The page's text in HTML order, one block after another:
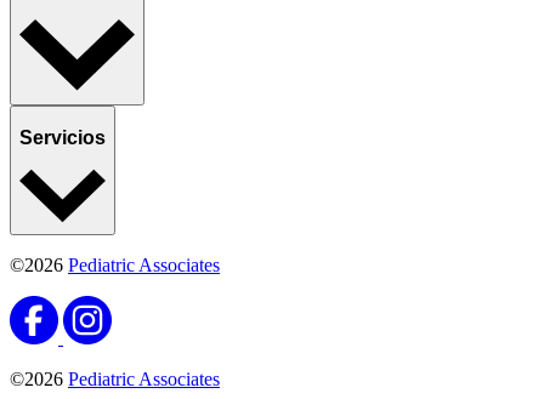
Servicios
©2026 Pediatric Associates
©2026 Pediatric Associates